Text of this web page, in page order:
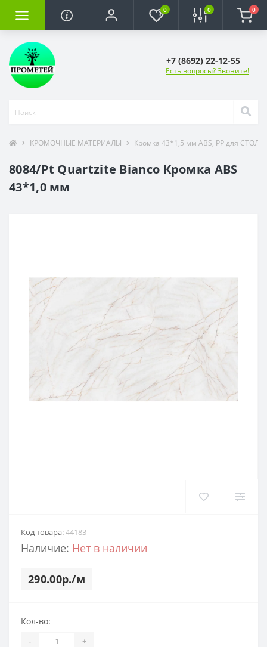
0 0 0
+7 (8692) 22-12-55
Есть вопросы? Звоните!
КРОМОЧНЫЕ МАТЕРИАЛЫ Кромка 43*1,5 мм ABS, PP для
8084/Pt Quartzite Bianco Кромка ABS
43*1,0 мм
Код товара:44183
Наличие: Нет в наличии
290.00р./м
Кол-во:
- +